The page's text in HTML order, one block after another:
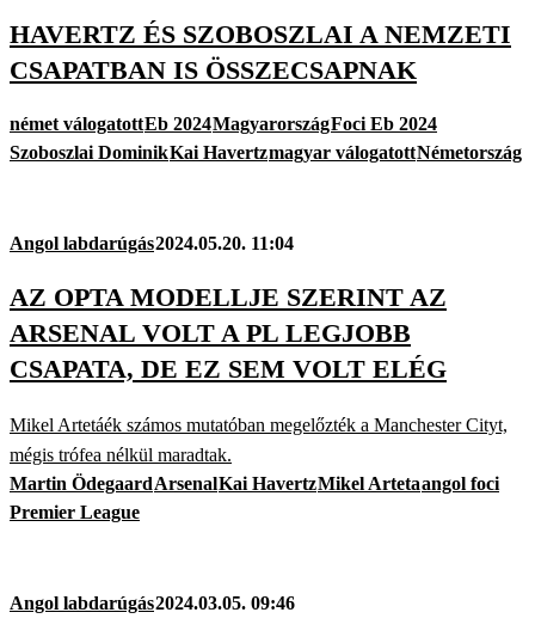
HAVERTZ ÉS SZOBOSZLAI A NEMZETI
CSAPATBAN IS ÖSSZECSAPNAK
német válogatottEb 2024MagyarországFoci Eb 2024
Szoboszlai DominikKai Havertzmagyar válogatottNémetország
Angol labdarúgás2024.05.20. 11:04
AZ OPTA MODELLJE SZERINT AZ
ARSENAL VOLT A PL LEGJOBB
CSAPATA, DE EZ SEM VOLT ELÉG
Mikel Artetáék számos mutatóban megelőzték a Manchester Cityt,
mégis trófea nélkül maradtak.
Martin ÖdegaardArsenalKai HavertzMikel Artetaangol foci
Premier League
Angol labdarúgás2024.03.05. 09:46